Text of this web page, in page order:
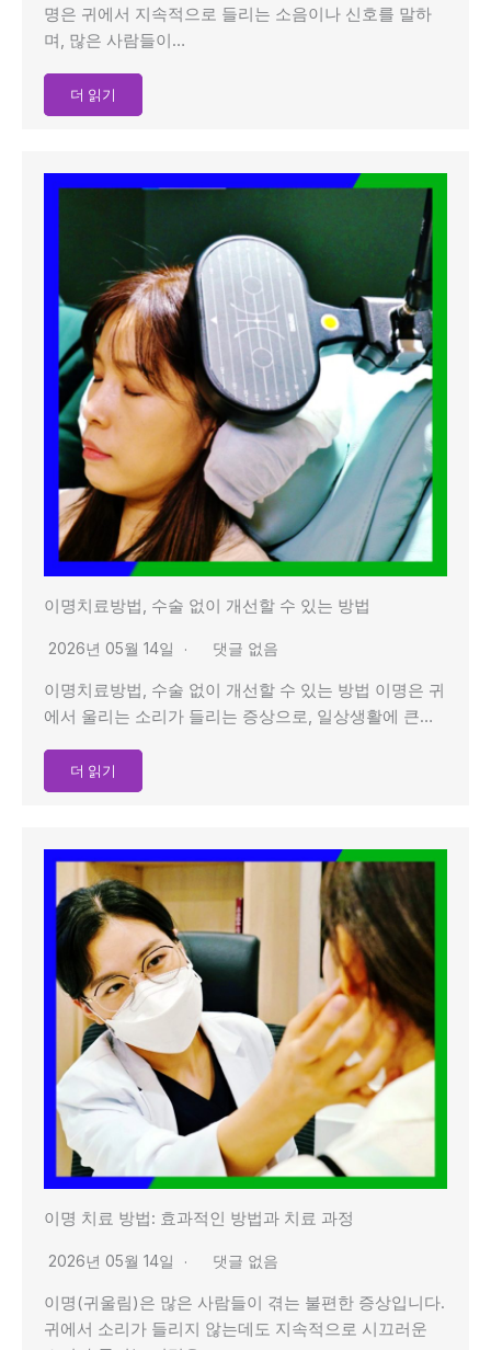
명은 귀에서 지속적으로 들리는 소음이나 신호를 말하
며, 많은 사람들이…
더 읽기
이명치료방법, 수술 없이 개선할 수 있는 방법
2026년 05월 14일 댓글 없음
이명치료방법, 수술 없이 개선할 수 있는 방법 이명은 귀
에서 울리는 소리가 들리는 증상으로, 일상생활에 큰…
더 읽기
이명 치료 방법: 효과적인 방법과 치료 과정
2026년 05월 14일 댓글 없음
이명(귀울림)은 많은 사람들이 겪는 불편한 증상입니다.
귀에서 소리가 들리지 않는데도 지속적으로 시끄러운